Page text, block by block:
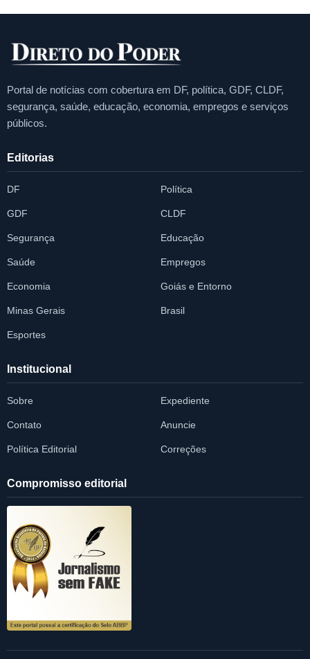
Portal de notícias com cobertura em DF, política, GDF, CLDF,
segurança, saúde, educação, economia, empregos e serviços
públicos.
Editorias
DF Política
GDF CLDF
Segurança Educação
Saúde Empregos
Economia Goiás e Entorno
Minas Gerais Brasil
Esportes
Institucional
Sobre Expediente
Contato Anuncie
Política Editorial Correções
Compromisso editorial